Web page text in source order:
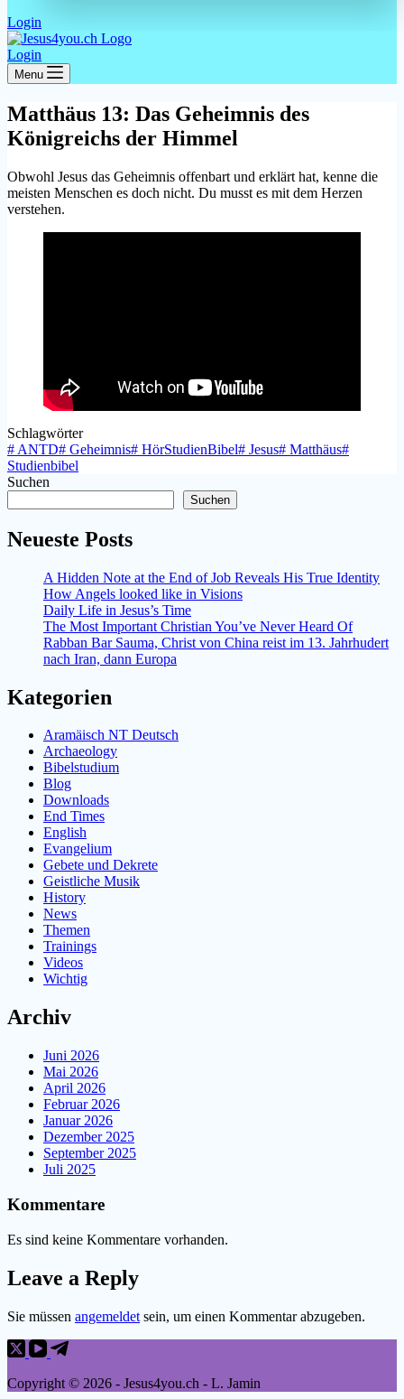
Login
Login
Menu
Matthäus 13: Das Geheimnis des
Königreichs der Himmel
Obwohl Jesus das Geheimnis offenbart und erklärt hat, kenne die
meisten Menschen es doch nicht. Du musst es mit dem Herzen
verstehen.
Schlagwörter
# ANTD# Geheimnis# HörStudienBibel# Jesus# Matthäus#
Studienbibel
Suchen
Suchen
Neueste Posts
A Hidden Note at the End of Job Reveals His True Identity
How Angels looked like in Visions
Daily Life in Jesus’s Time
The Most Important Christian You’ve Never Heard Of
Rabban Bar Sauma, Christ von China reist im 13. Jahrhudert
nach Iran, dann Europa
Kategorien
Aramäisch NT Deutsch
Archaeology
Bibelstudium
Blog
Downloads
End Times
English
Evangelium
Gebete und Dekrete
Geistliche Musik
History
News
Themen
Trainings
Videos
Wichtig
Archiv
Juni 2026
Mai 2026
April 2026
Februar 2026
Januar 2026
Dezember 2025
September 2025
Juli 2025
Kommentare
Es sind keine Kommentare vorhanden.
Leave a Reply
Sie müssen angemeldet sein, um einen Kommentar abzugeben.
Copyright © 2026 - Jesus4you.ch - L. Jamin